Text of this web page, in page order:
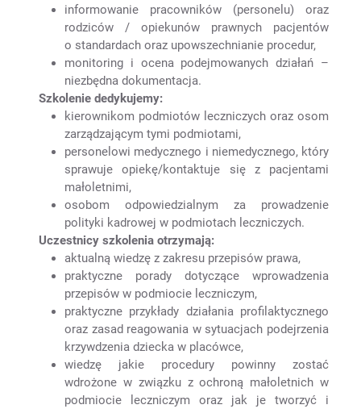
informowanie pracowników (personelu) oraz
rodziców / opiekunów prawnych pacjentów
o standardach oraz upowszechnianie procedur,
monitoring i ocena podejmowanych działań –
niezbędna dokumentacja.
Szkolenie dedykujemy:
kierownikom podmiotów leczniczych oraz osom
zarządzającym tymi podmiotami,
personelowi medycznego i niemedycznego, który
sprawuje opiekę/kontaktuje się z pacjentami
małoletnimi,
osobom odpowiedzialnym za prowadzenie
polityki kadrowej w podmiotach leczniczych.
Uczestnicy szkolenia otrzymają:
aktualną wiedzę z zakresu przepisów prawa,
praktyczne porady dotyczące wprowadzenia
przepisów w podmiocie leczniczym,
praktyczne przykłady działania profilaktycznego
oraz zasad reagowania w sytuacjach podejrzenia
krzywdzenia dziecka w placówce,
wiedzę jakie procedury powinny zostać
wdrożone w związku z ochroną małoletnich w
podmiocie leczniczym oraz jak je tworzyć i